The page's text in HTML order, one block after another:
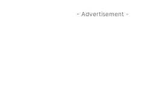
- Advertisement -